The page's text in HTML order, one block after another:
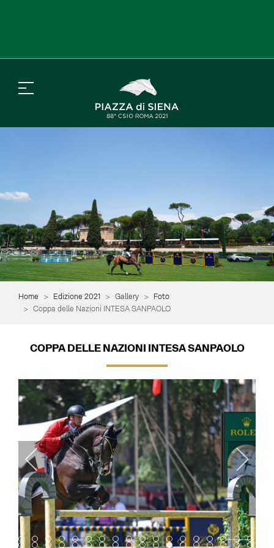
Home Edizione 2021 Gallery
Foto
Coppa delle Nazioni INTESA SANPAOLO
COPPA DELLE NAZIONI INTESA SANPAOLO
Item 0Item 1Item 2Item 3Item 4Item 5Item 6Item 7Item 8Item 9Item 10
Item 11Item 12Item 13Item 14Item 15
Item 16Item